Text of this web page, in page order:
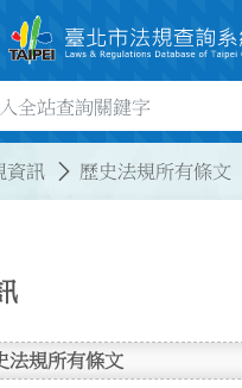
詢關鍵字欄位
資訊 歷史法規所有條文
法規所有條文